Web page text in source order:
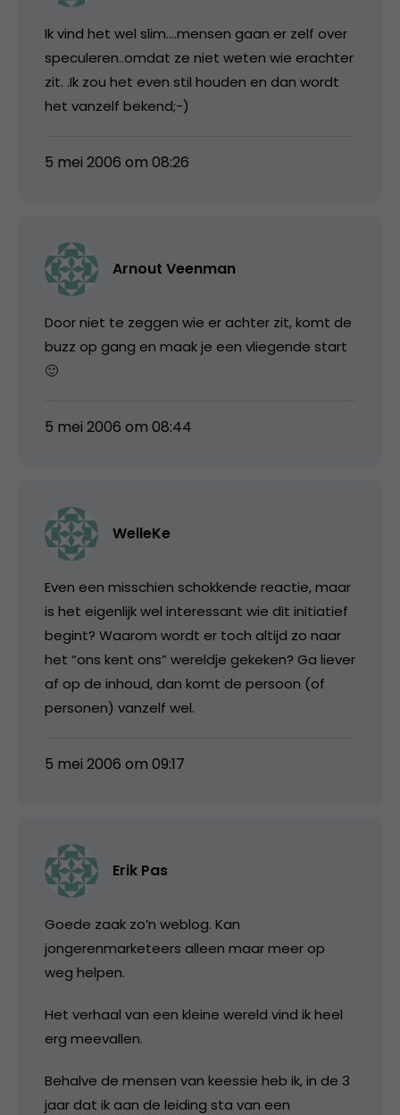
Ik vind het wel slim….mensen gaan er zelf over
speculeren..omdat ze niet weten wie erachter
zit. .Ik zou het even stil houden en dan wordt
het vanzelf bekend;-)
5 mei 2006 om 08:26
Arnout Veenman
Door niet te zeggen wie er achter zit, komt de
buzz op gang en maak je een vliegende start
🙂
5 mei 2006 om 08:44
WelleKe
Even een misschien schokkende reactie, maar
is het eigenlijk wel interessant wie dit initiatief
begint? Waarom wordt er toch altijd zo naar
het “ons kent ons” wereldje gekeken? Ga liever
af op de inhoud, dan komt de persoon (of
personen) vanzelf wel.
5 mei 2006 om 09:17
Erik Pas
Goede zaak zo’n weblog. Kan
jongerenmarketeers alleen maar meer op
weg helpen.
Het verhaal van een kleine wereld vind ik heel
erg meevallen.
Behalve de mensen van keessie heb ik, in de 3
jaar dat ik aan de leiding sta van een